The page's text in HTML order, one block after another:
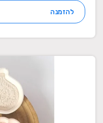
להזמנה